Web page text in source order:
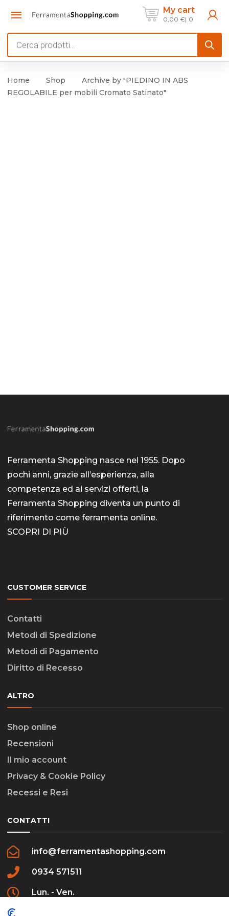
My cart
0,00 € 0
search
Home Shop
Archive by "PIEDINO IN ABS
REGOLABILE per mobili Cromato Satinato"
Ferramenta Shopping nasce nel 1955. Dopo
pochi anni, grazie all’esperienza, alla
competenza ed ai servizi offerti, la
Ferramenta Shopping diventa un punto di
riferimento come ferramenta online.
SCOPRI DI PIÙ
CUSTOMER SERVICE
Contatti
Metodi di Spedizione
Metodi di Pagamento
Diritto di Recesso
ALTRO
Shop online
Recensioni
Il mio account
Privacy & Cookie Policy
Recessi e Resi
CONTATTI
info@ferramentashopping.com
0934 571511
Lun. - Ven.